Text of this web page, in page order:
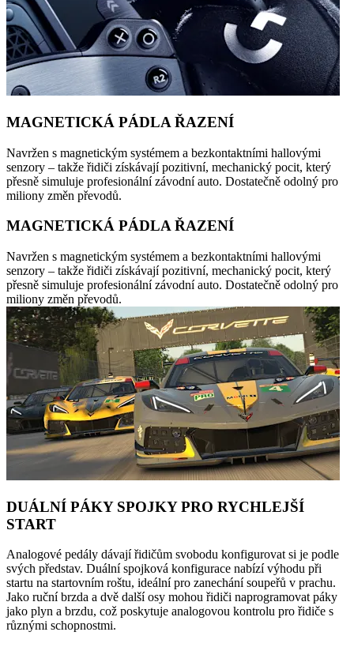
MAGNETICKÁ PÁDLA ŘAZENÍ
Navržen s magnetickým systémem a bezkontaktními hallovými
senzory – takže řidiči získávají pozitivní, mechanický pocit, který
přesně simuluje profesionální závodní auto. Dostatečně odolný pro
miliony změn převodů.
MAGNETICKÁ PÁDLA ŘAZENÍ
Navržen s magnetickým systémem a bezkontaktními hallovými
senzory – takže řidiči získávají pozitivní, mechanický pocit, který
přesně simuluje profesionální závodní auto. Dostatečně odolný pro
miliony změn převodů.
DUÁLNÍ PÁKY SPOJKY PRO RYCHLEJŠÍ
START
Analogové pedály dávají řidičům svobodu konfigurovat si je podle
svých představ. Duální spojková konfigurace nabízí výhodu při
startu na startovním roštu, ideální pro zanechání soupeřů v prachu.
Jako ruční brzda a dvě další osy mohou řidiči naprogramovat páky
jako plyn a brzdu, což poskytuje analogovou kontrolu pro řidiče s
různými schopnostmi.